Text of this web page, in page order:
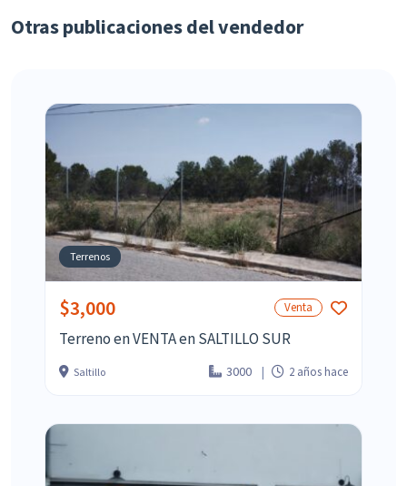
Otras publicaciones del vendedor
Terrenos
$3,000 Venta
Terreno en VENTA en SALTILLO SUR
Saltillo 3000 2 años hace